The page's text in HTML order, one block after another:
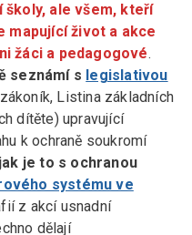
školy, ale všem, kteří
mapující život a akce
žáci a pedagogové.
seznámí s legislativou
Listina základních
dítěte) upravující
k ochraně soukromí
jak je to s ochranou
systému ve
z akcí usnadní
dělají